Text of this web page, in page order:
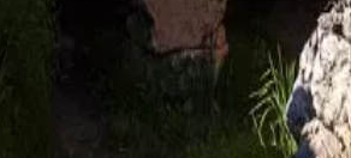
Camí de Cavalls